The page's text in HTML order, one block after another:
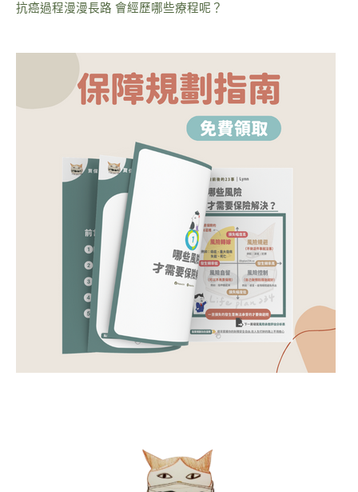
抗癌過程漫漫長路 會經歷哪些療程呢？